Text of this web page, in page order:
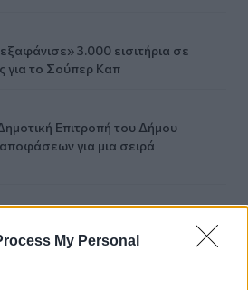
My Personal
3.000 εισιτήρια σε
για το Σούπερ Καπ
Επιτροπή του Δήμου
για μια σειρά